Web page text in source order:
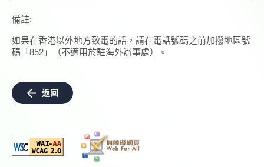
備註:
如果在香港以外地方致電的話，請在電話號碼之前加撥地區號
碼「852」（不適用於駐海外辦事處）。
返回